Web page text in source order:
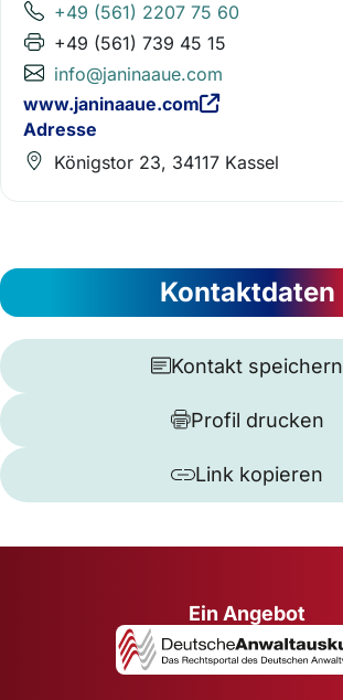
+49 (561) 2207 75 60
+49 (561) 739 45 15
info@janinaaue.com
www.janinaaue.com
Adresse
Königstor 23, 34117 Kassel
Kontaktdaten
Kontakt speichern
Profil drucken
Link kopieren
Ein Angebot